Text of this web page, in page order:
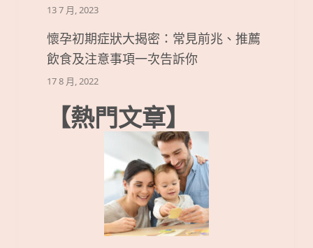
13 7 月, 2023
懷孕初期症狀大揭密：常見前兆、推薦
飲食及注意事項一次告訴你
17 8 月, 2022
【熱門文章】